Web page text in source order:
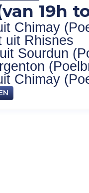
19h
Chimay
uit Rhisnes
Sourdun
Chimay